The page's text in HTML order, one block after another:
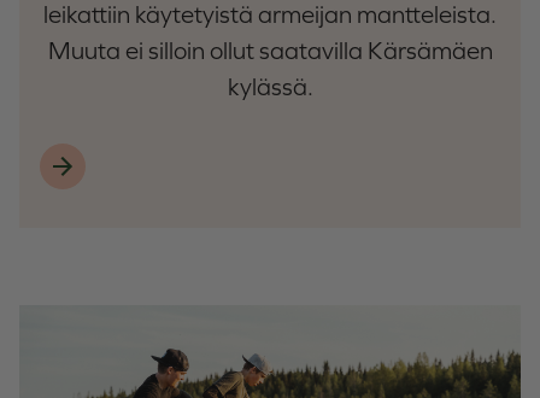
leikattiin käytetyistä armeijan mantteleista.
Muuta ei silloin ollut saatavilla Kärsämäen
kylässä.